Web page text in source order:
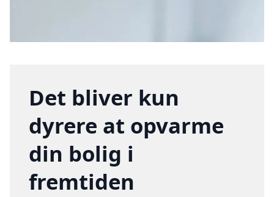
Det bliver kun
dyrere at opvarme
din bolig i
fremtiden